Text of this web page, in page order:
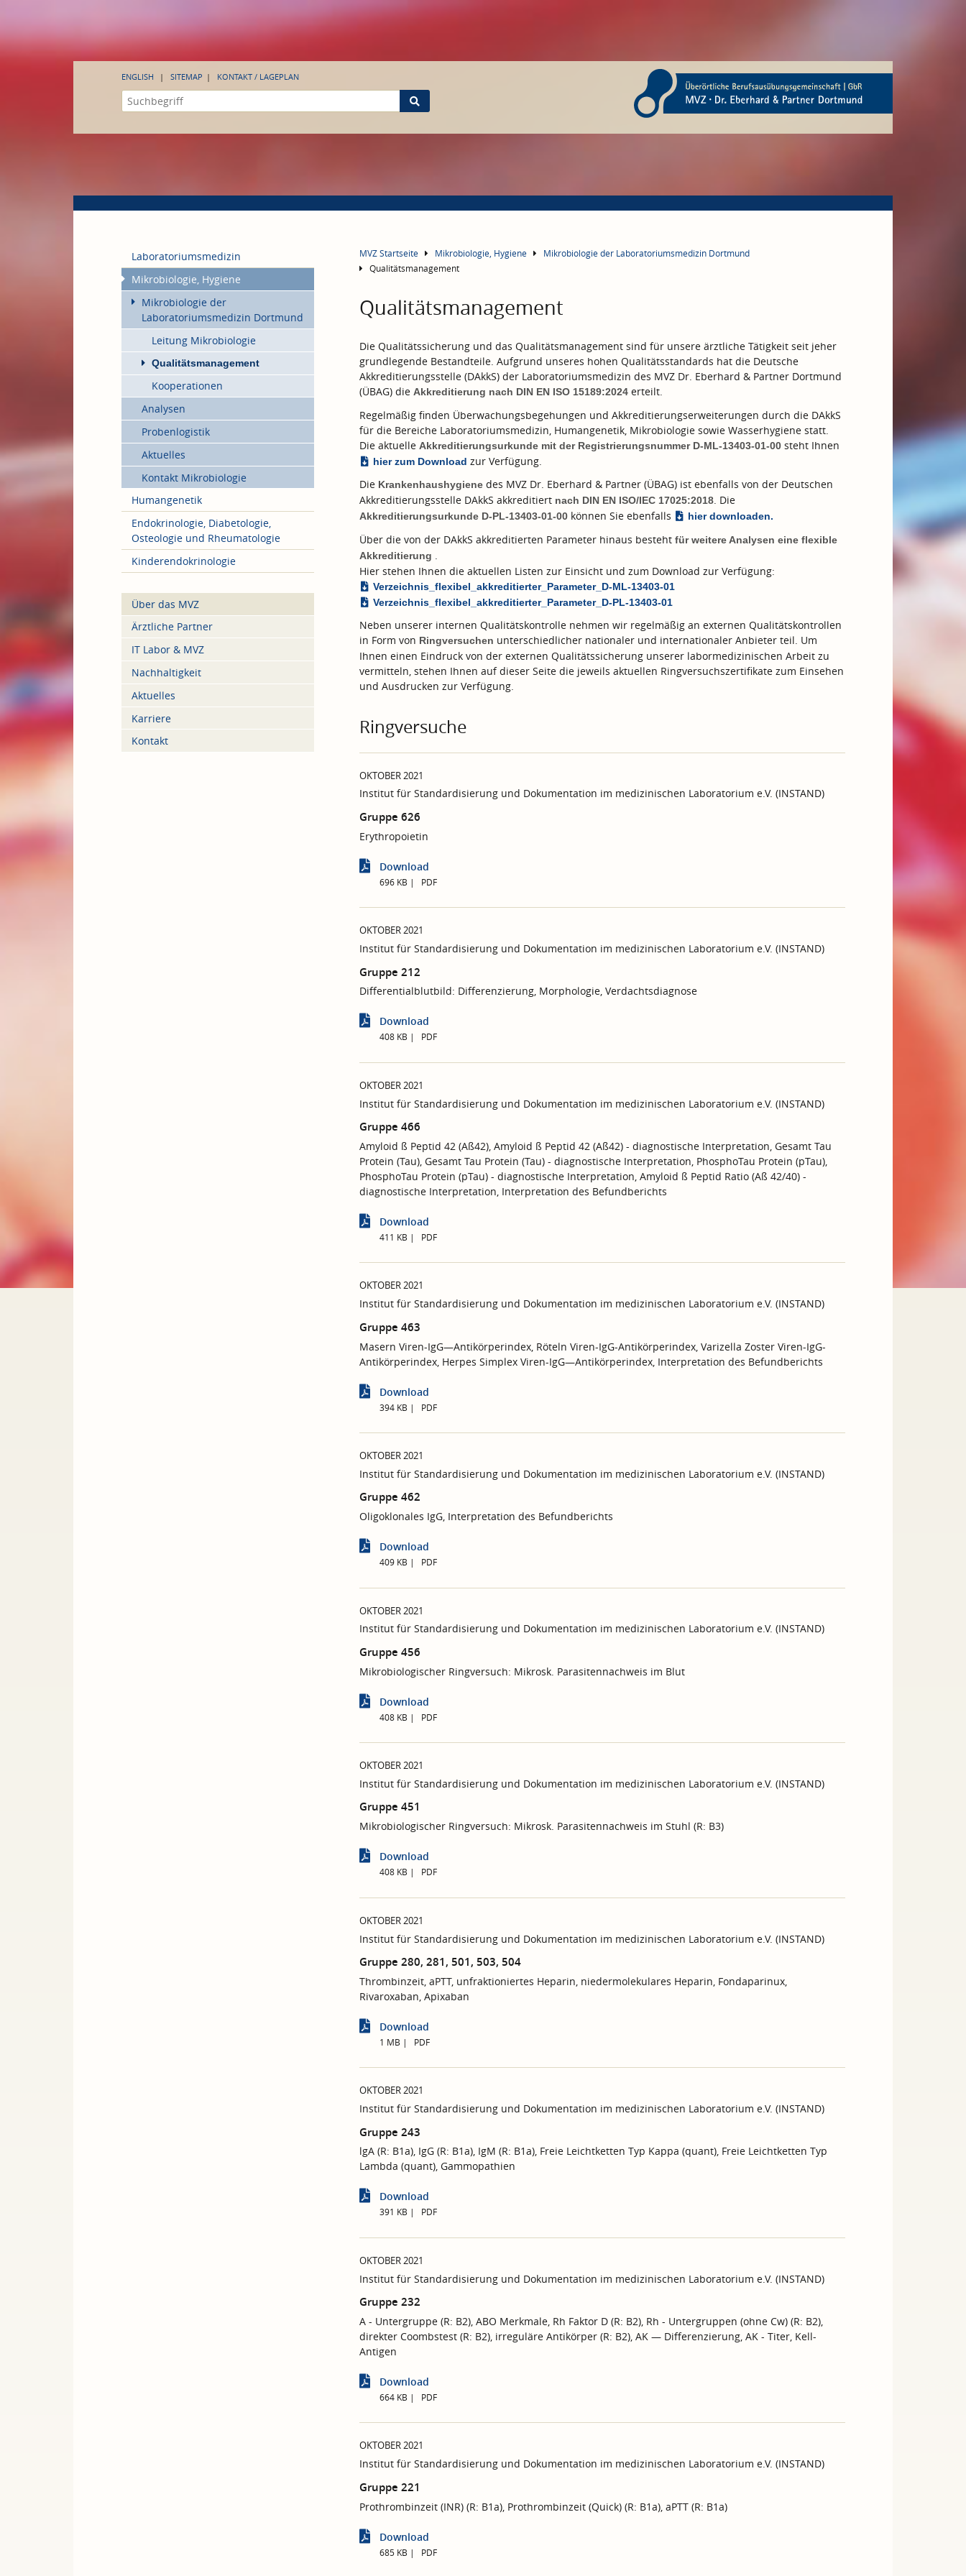
ENGLISH SITEMAP KONTAKT / LAGEPLAN
Laboratoriumsmedizin
Mikrobiologie, Hygiene
Mikrobiologie der
Laboratoriumsmedizin Dortmund
Leitung Mikrobiologie
Qualitätsmanagement
Kooperationen
Analysen
Probenlogistik
Aktuelles
Kontakt Mikrobiologie
Humangenetik
Endokrinologie, Diabetologie,
Osteologie und Rheumatologie
Kinderendokrinologie
Über das MVZ
Ärztliche Partner
IT Labor & MVZ
Nachhaltigkeit
Aktuelles
Karriere
Kontakt
MVZ Startseite Mikrobiologie, Hygiene
Mikrobiologie der Laboratoriumsmedizin Dortmund
Qualitätsmanagement
Qualitätsmanagement
Die Qualitätssicherung und das Qualitätsmanagement sind für unsere ärztliche Tätigkeit seit jeher
grundlegende Bestandteile. Aufgrund unseres hohen Qualitätsstandards hat die Deutsche
Akkreditierungsstelle (DAkkS) der Laboratoriumsmedizin des MVZ Dr. Eberhard & Partner Dortmund
(ÜBAG) die Akkreditierung nach DIN EN ISO 15189:2024erteilt.
Regelmäßig finden Überwachungsbegehungen und Akkreditierungserweiterungen durch die DAkkS
für die Bereiche Laboratoriumsmedizin, Humangenetik, Mikrobiologie sowie Wasserhygiene statt.
Die aktuelle Akkreditierungsurkunde mit der Registrierungsnummer D-ML-13403-01-00steht Ihnen
hier zum Download zur Verfügung.
Die Krankenhaushygienedes MVZ Dr. Eberhard & Partner (ÜBAG) ist ebenfalls von der Deutschen
Akkreditierungsstelle DAkkS akkreditiert nach DIN EN ISO/IEC 17025:2018. Die
Akkreditierungsurkunde D-PL-13403-01-00können Sie ebenfalls hier downloaden.
Über die von der DAkkS akkreditierten Parameter hinaus besteht für weitere Analysen eine flexible
Akkreditierung
Hier stehen Ihnen die aktuellen Listen zur Einsicht und zum Download zur Verfügung:
Verzeichnis_flexibel_akkreditierter_Parameter_D-ML-13403-01
Verzeichnis_flexibel_akkreditierter_Parameter_D-PL-13403-01
Neben unserer internen Qualitätskontrolle nehmen wir regelmäßig an externen Qualitätskontrollen
in Form von Ringversuchen unterschiedlicher nationaler und internationaler Anbieter teil. Um
Ihnen einen Eindruck von der externen Qualitätssicherung unserer labormedizinischen Arbeit zu
vermitteln, stehen Ihnen auf dieser Seite die jeweils aktuellen Ringversuchszertifikate zum Einsehen
und Ausdrucken zur Verfügung.
Ringversuche
OKTOBER 2021
Institut für Standardisierung und Dokumentation im medizinischen Laboratorium e.V. (INSTAND)
Gruppe 626
Erythropoietin
Download
696 KB PDF
OKTOBER 2021
Institut für Standardisierung und Dokumentation im medizinischen Laboratorium e.V. (INSTAND)
Gruppe 212
Differentialblutbild: Differenzierung, Morphologie, Verdachtsdiagnose
Download
408 KB PDF
OKTOBER 2021
Institut für Standardisierung und Dokumentation im medizinischen Laboratorium e.V. (INSTAND)
Gruppe 466
Amyloid ß Peptid 42 (Aß42), Amyloid ß Peptid 42 (Aß42) - diagnostische Interpretation, Gesamt Tau
Protein (Tau), Gesamt Tau Protein (Tau) - diagnostische Interpretation, PhosphoTau Protein (pTau),
PhosphoTau Protein (pTau) - diagnostische Interpretation, Amyloid ß Peptid Ratio (Aß 42/40) -
diagnostische Interpretation, Interpretation des Befundberichts
Download
411 KB PDF
OKTOBER 2021
Institut für Standardisierung und Dokumentation im medizinischen Laboratorium e.V. (INSTAND)
Gruppe 463
Masern Viren-IgG—Antikörperindex, Röteln Viren-IgG-Antikörperindex, Varizella Zoster Viren-IgG-
Antikörperindex, Herpes Simplex Viren-IgG—Antikörperindex, Interpretation des Befundberichts
Download
394 KB PDF
OKTOBER 2021
Institut für Standardisierung und Dokumentation im medizinischen Laboratorium e.V. (INSTAND)
Gruppe 462
Oligoklonales IgG, Interpretation des Befundberichts
Download
409 KB PDF
OKTOBER 2021
Institut für Standardisierung und Dokumentation im medizinischen Laboratorium e.V. (INSTAND)
Gruppe 456
Mikrobiologischer Ringversuch: Mikrosk. Parasitennachweis im Blut
Download
408 KB PDF
OKTOBER 2021
Institut für Standardisierung und Dokumentation im medizinischen Laboratorium e.V. (INSTAND)
Gruppe 451
Mikrobiologischer Ringversuch: Mikrosk. Parasitennachweis im Stuhl (R: B3)
Download
408 KB PDF
OKTOBER 2021
Institut für Standardisierung und Dokumentation im medizinischen Laboratorium e.V. (INSTAND)
Gruppe 280, 281, 501, 503, 504
Thrombinzeit, aPTT, unfraktioniertes Heparin, niedermolekulares Heparin, Fondaparinux,
Rivaroxaban, Apixaban
Download
1 MB PDF
OKTOBER 2021
Institut für Standardisierung und Dokumentation im medizinischen Laboratorium e.V. (INSTAND)
Gruppe 243
lgA (R: B1a), IgG (R: B1a), IgM (R: B1a), Freie Leichtketten Typ Kappa (quant), Freie Leichtketten Typ
Lambda (quant), Gammopathien
Download
391 KB PDF
OKTOBER 2021
Institut für Standardisierung und Dokumentation im medizinischen Laboratorium e.V. (INSTAND)
Gruppe 232
A - Untergruppe (R: B2), ABO Merkmale, Rh Faktor D (R: B2), Rh - Untergruppen (ohne Cw) (R: B2),
direkter Coombstest (R: B2), irreguläre Antikörper (R: B2), AK — Differenzierung, AK - Titer, Kell-
Antigen
Download
664 KB PDF
OKTOBER 2021
Institut für Standardisierung und Dokumentation im medizinischen Laboratorium e.V. (INSTAND)
Gruppe 221
Prothrombinzeit (INR) (R: B1a), Prothrombinzeit (Quick) (R: B1a), aPTT (R: B1a)
Download
685 KB PDF